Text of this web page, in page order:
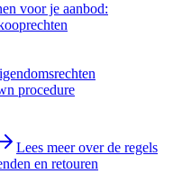
voor je aanbod:
procedure
Lees meer over de regels
en retouren